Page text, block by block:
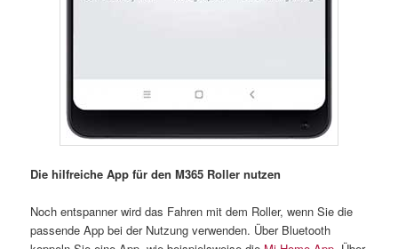
Die hilfreiche App für den M365 Roller nutzen
Noch entspanner wird das Fahren mit dem Roller, wenn Sie die
passende App bei der Nutzung verwenden. Über Bluetooth